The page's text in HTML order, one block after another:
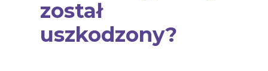
został
uszkodzony?